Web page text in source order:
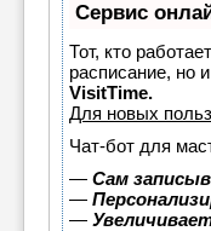
Сервис
Тот, кто
расписание, но
VisitTime.
Для новых
Чат-бот для
— Сам
—
—